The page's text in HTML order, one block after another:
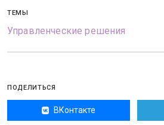
ТЕМЫ
Управленческие решения
ПОДЕЛИТЬСЯ
ВКонтакте